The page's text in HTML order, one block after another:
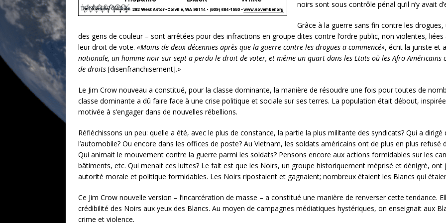
noirs sont sous contrôle pénal qu’il n’y avait
Grâce à la guerre sans fin contre les
des gens de couleur – sont arrêtées pour des infractions en groupe dites contre l’ordre public, non violentes,
leur droit de vote. «Moins de deux décennies après que la guerre contre les drogues a commencé», écrit la juriste et
nationale, un homme noir sur sept a perdu le droit de voter, et même un quart dans les Etats où les Afro-Américains
de droits [disenfranchisement].»
Le Jim Crow nouveau a constitué, pour la classe dominante, la manière de résoudre une fois pour toutes de
classe dominante a dû faire face à une crise politique et sociale sur ses terres. La population était débout,
motivée à s’engager dans de nouvelles rébellions.
Réfléchissons un peu: quelle a été, avec le plus de constance, la partie la plus militante des syndicats? Qui a
l’automobile? Ou encore dans les offices de poste? Au Vietnam, les soldats américains ont de plus en plus
Qui animait le mouvement contre la guerre parmi les soldats? Pensons encore aux actions formidables sur les
bâtiments, etc. Qui menait ces luttes? Le fait est que les Noirs, un groupe historiquement méprisé et dénigré, ont
autorité morale et politique formidables. Les Noirs ripostaient et gagnaient; nombreux étaient les Blancs qui
Ce Jim Crow nouvelle version – l’incarcération de masse – a constitué une manière de renverser cette tendance.
crédibilité des Noirs aux yeux des Blancs. Au moyen de campagnes médiatiques hystériques, on enseignait aux
crime et violence.